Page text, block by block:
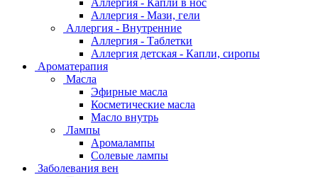
Аллергия - Мази, гели
Аллергия - Внутренние
Аллергия - Таблетки
Аллергия детская - Капли, сиропы
Ароматерапия
Масла
Эфирные масла
Косметические масла
Масло внутрь
Лампы
Аромалампы
Солевые лампы
Заболевания вен